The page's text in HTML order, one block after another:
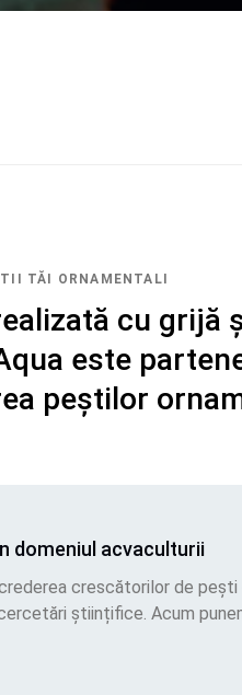
TĂI ORNAMENTALI
cu grijă
este
peștilor
domeniul acvaculturii
crescătorilor de
științifice. Acum